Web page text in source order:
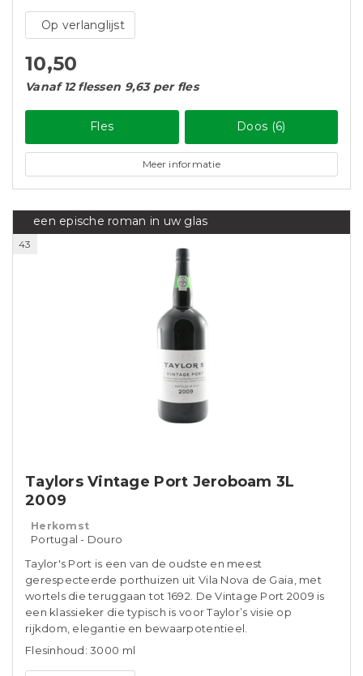
Op verlanglijst
10,50
Vanaf 12 flessen 9,63 per fles
Fles Doos (6)
Meer informatie
een epische roman in uw glas
43
Taylors Vintage Port Jeroboam 3L
2009
Herkomst
Portugal - Douro
Taylor's Port is een van de oudste en meest
gerespecteerde porthuizen uit Vila Nova de Gaia, met
wortels die teruggaan tot 1692. De Vintage Port 2009 is
een klassieker die typisch is voor Taylor’s visie op
rijkdom, elegantie en bewaarpotentieel.
Flesinhoud: 3000 ml